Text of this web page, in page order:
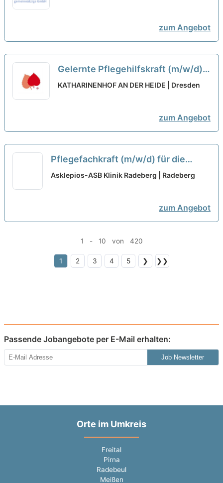
zum Angebot
Gelernte Pflegehilfskraft (m/w/d) -
Dein Arbeitsplatz in einer
KATHARINENHOF AN DER HEIDE | Dresden
zum Angebot
Pflegefachkraft (m/w/d) für die
Sprechstunde/Voraufnahme - Teil
Asklepios-ASB Klinik Radeberg | Radeberg
zum Angebot
1 - 10 von 420
1 2 3 4 5 ❯ ❯❯
Passende Jobangebote per E-Mail erhalten:
Job Newsletter
Orte im Umkreis
Freital
Pirna
Radebeul
Meißen